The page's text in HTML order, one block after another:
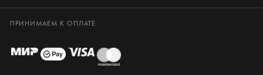
ПРИНИМАЕМ К ОПЛАТЕ